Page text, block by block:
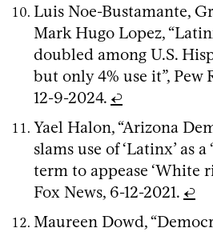
Luis Noe-Bustamante,
Mark Hugo Lopez,
doubled among U.S.
but only 4% use it”, Pew
12-9-2024. ↩
Yael Halon, “Arizona
slams use of ‘Latinx’ as
term to appease ‘White
Fox News, 6-12-2021. ↩
Maureen Dowd,